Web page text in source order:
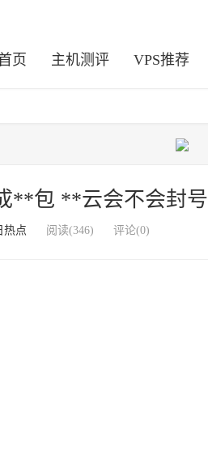
页 主机测评 VPS推荐
​**包 **云会不会封号
热点 阅读(346) 评论(0)